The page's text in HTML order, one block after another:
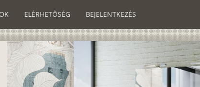
ELÉRHETŐSÉG BEJELENTKEZÉS